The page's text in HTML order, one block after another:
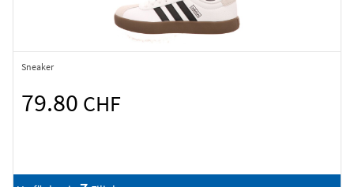
Sneaker
79.80 CHF